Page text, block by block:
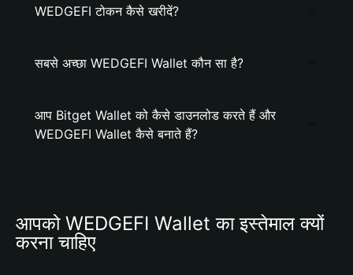
WEDGEFI टोकन कैसे खरीदें?
सबसे अच्छा WEDGEFI Wallet कौन सा है?
आप Bitget Wallet को कैसे डाउनलोड करते हैं और
WEDGEFI Wallet कैसे बनाते हैं?
आपको WEDGEFI Wallet का इस्तेमाल क्यों
करना चाहिए